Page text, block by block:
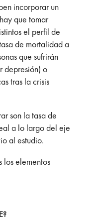
incorporar un
que tomar
el perfil de
de mortalidad a
que sufrirán
depresión) o
tras la crisis
son la tasa de
a lo largo del eje
al estudio.
los elementos